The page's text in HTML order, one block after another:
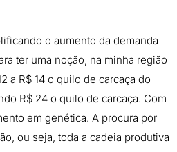
o aumento da demanda
ter uma noção, na minha região
a R$ 14 o quilo de carcaça do
R$ 24 o quilo de carcaça. Com
em genética. A procura por
ou seja, toda a cadeia produtiva